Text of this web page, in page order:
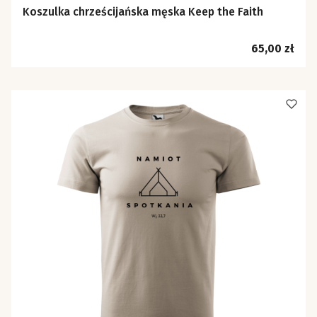
Koszulka chrześcijańska męska Keep the Faith
Cena
65,00 zł